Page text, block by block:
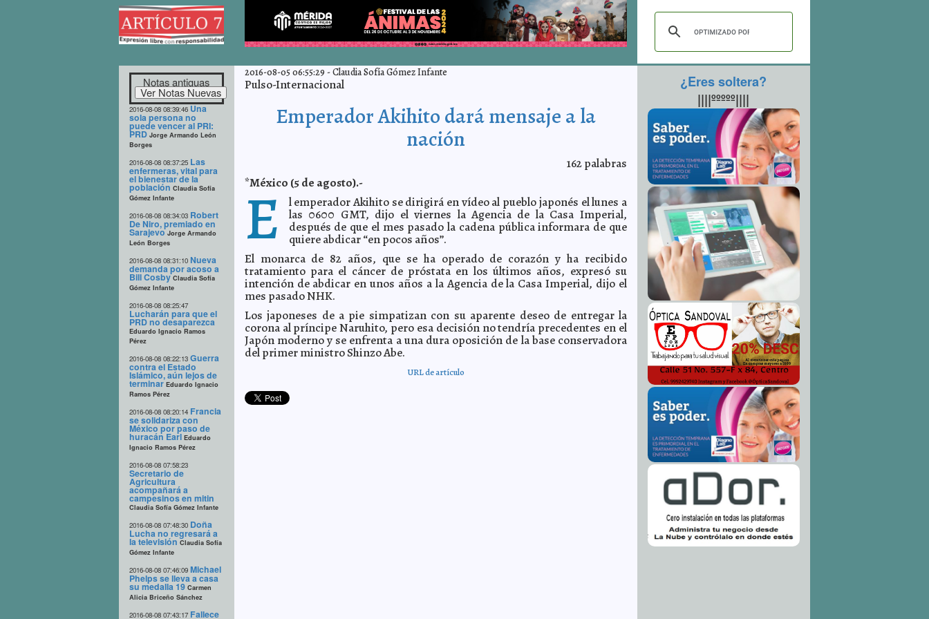
Notas antiguas
2016-08-08 08:39:46 Una
sola persona no
puede vencer al PRI:
PRD Jorge Armando León
Borges
2016-08-08 08:37:25 Las
enfermeras, vital para
el bienestar de la
población Claudia Sofía
Gómez Infante
2016-08-08 08:34:03 Robert
De Niro, premiado en
Sarajevo Jorge Armando
León Borges
2016-08-08 08:31:10 Nueva
demanda por acoso a
Bill Cosby Claudia Sofía
Gómez Infante
2016-08-08 08:25:47
Lucharán para que el
PRD no desaparezca
Eduardo Ignacio Ramos
Pérez
2016-08-08 08:22:13 Guerra
contra el Estado
Islámico, aún lejos de
terminar Eduardo Ignacio
Ramos Pérez
2016-08-08 08:20:14 Francia
se solidariza con
México por paso de
huracán Earl Eduardo
Ignacio Ramos Pérez
2016-08-08 07:58:23
Secretario de
Agricultura
acompañará a
campesinos en mitin
Claudia Sofía Gómez Infante
2016-08-08 07:48:30 Doña
Lucha no regresará a
la televisión Claudia Sofía
Gómez Infante
2016-08-08 07:46:09 Michael
Phelps se lleva a casa
su medalla 19 Carmen
Alicia Briceño Sánchez
2016-08-08 07:43:17 Fallece
2016-08-05 06:55:29 -Claudia Sofía Gómez Infante
Pulso-Internacional
Emperador Akihito dará mensaje a la
nación
162palabras
*México (5 de agosto).-
E l emperador Akihito se dirigirá en vídeo al pueblo japonés el lunes a
las 0600 GMT, dijo el viernes la Agencia de la Casa Imperial,
después de que el mes pasado la cadena pública informara de que
quiere abdicar “en pocos años”.
El monarca de 82 años, que se ha operado de corazón y ha recibido
tratamiento para el cáncer de próstata en los últimos años, expresó su
intención de abdicar en unos años a la Agencia de la Casa Imperial, dijo el
mes pasado NHK.
Los japoneses de a pie simpatizan con su aparente deseo de entregar la
corona al príncipe Naruhito, pero esa decisión no tendría precedentes en el
Japón moderno y se enfrenta a una dura oposición de la base conservadora
del primer ministro Shinzo Abe.
URL de artículo
¿Eres soltera?
||||ººººº||||